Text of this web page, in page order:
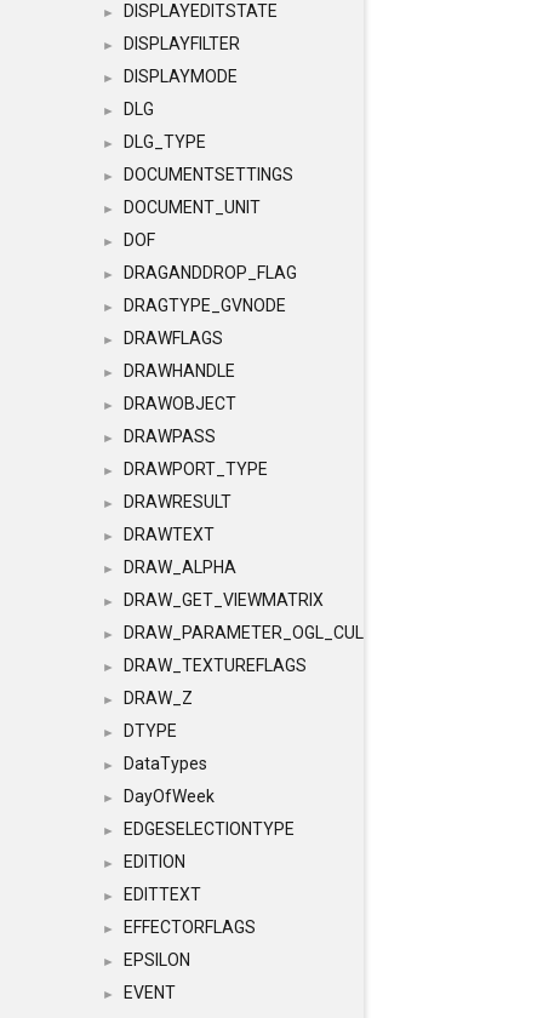
► DISPLAYEDITSTATE
► DISPLAYFILTER
► DISPLAYMODE
► DLG
► DLG_TYPE
► DOCUMENTSETTINGS
► DOCUMENT_UNIT
► DOF
► DRAGANDDROP_FLAG
► DRAGTYPE_GVNODE
► DRAWFLAGS
► DRAWHANDLE
► DRAWOBJECT
► DRAWPASS
► DRAWPORT_TYPE
► DRAWRESULT
► DRAWTEXT
► DRAW_ALPHA
► DRAW_GET_VIEWMATRIX
► DRAW_PARAMETER_OGL_CULLING
► DRAW_TEXTUREFLAGS
► DRAW_Z
► DTYPE
► DataTypes
► DayOfWeek
► EDGESELECTIONTYPE
► EDITION
► EDITTEXT
► EFFECTORFLAGS
► EPSILON
►
EVENT